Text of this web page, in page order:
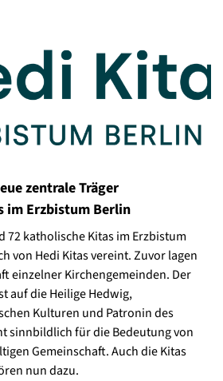
zentrale Träger
im Erzbistum Berlin
72 katholische Kitas im Erzbistum
von Hedi Kitas vereint. Zuvor lagen
einzelner Kirchengemeinden. Der
auf die Heilige Hedwig,
Kulturen und Patronin des
sinnbildlich für die Bedeutung von
Gemeinschaft. Auch die Kitas
nun dazu.